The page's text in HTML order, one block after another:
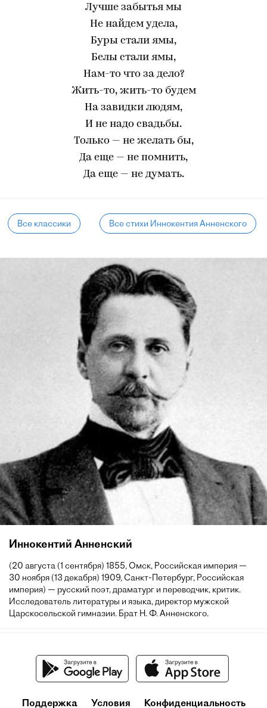
Лучше забытья мы
Не найдем удела,
Буры стали ямы,
Белы стали ямы,
Нам-то что за дело?
Жить-то, жить-то будем
На завидки людям,
И не надо свадьбы.
Только — не желать бы,
Да еще — не помнить,
Да еще — не думать.
Все классики Все стихи Иннокентия Анненского
Иннокентий Анненский
(20 августа (1 сентября) 1855, Омск, Российская империя —
30 ноября (13 декабря) 1909, Санкт-Петербург, Российская
империя) — русский поэт, драматург и переводчик, критик.
Исследователь литературы и языка, директор мужской
Царскосельской гимназии. Брат Н. Ф. Анненского.
Поддержка Условия Конфиденциальность